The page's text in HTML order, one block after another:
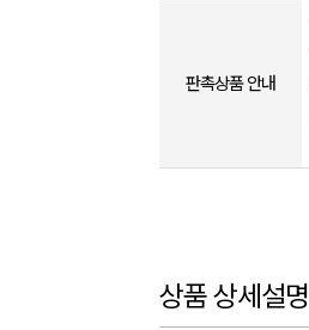
판촉상품 안내
상품 상세설명